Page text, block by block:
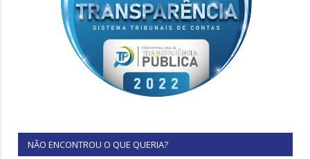
NÃO ENCONTROU O QUE QUERIA?